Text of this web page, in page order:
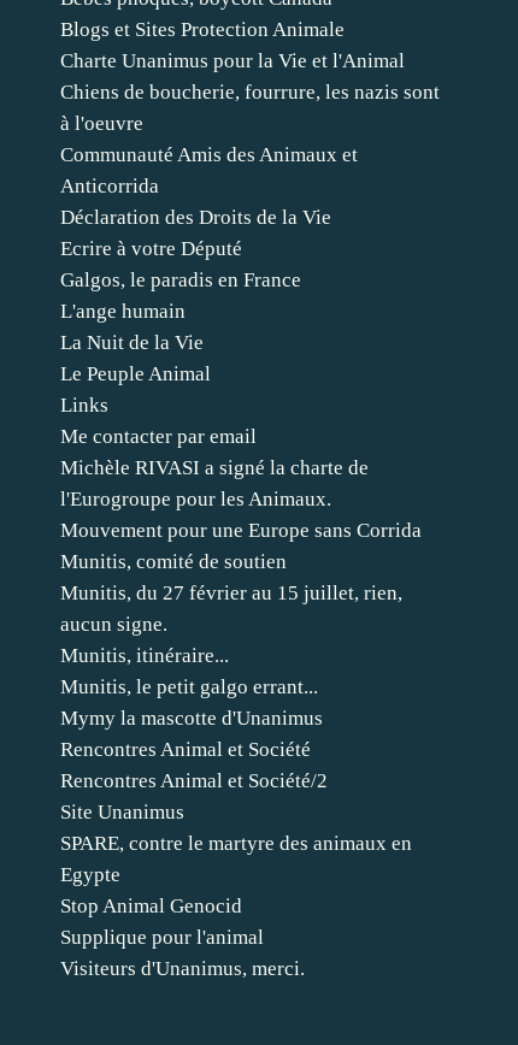
Blogs et Sites Protection Animale
Charte Unanimus pour la Vie et l'Animal
Chiens de boucherie, fourrure, les nazis sont
à l'oeuvre
Communauté Amis des Animaux et
Anticorrida
Déclaration des Droits de la Vie
Ecrire à votre Député
Galgos, le paradis en France
L'ange humain
La Nuit de la Vie
Le Peuple Animal
Links
Me contacter par email
Michèle RIVASI a signé la charte de
l'Eurogroupe pour les Animaux.
Mouvement pour une Europe sans Corrida
Munitis, comité de soutien
Munitis, du 27 février au 15 juillet, rien,
aucun signe.
Munitis, itinéraire...
Munitis, le petit galgo errant...
Mymy la mascotte d'Unanimus
Rencontres Animal et Société
Rencontres Animal et Société/2
Site Unanimus
SPARE, contre le martyre des animaux en
Egypte
Stop Animal Genocid
Supplique pour l'animal
Visiteurs d'Unanimus, merci.